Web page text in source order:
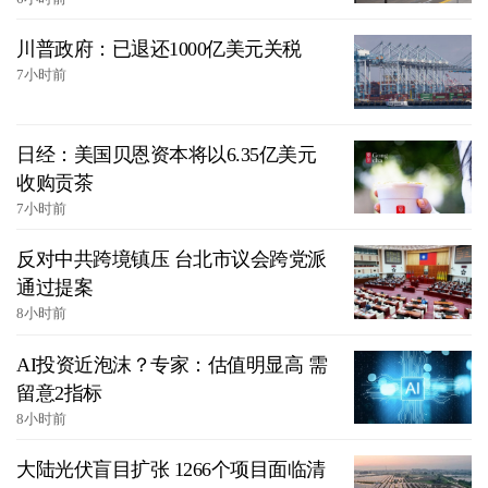
川普政府：已退还1000亿美元关税
7小时前
日经：美国贝恩资本将以6.35亿美元
收购贡茶
7小时前
反对中共跨境镇压 台北市议会跨党派
通过提案
8小时前
AI投资近泡沫？专家：估值明显高 需
留意2指标
8小时前
大陆光伏盲目扩张 1266个项目面临清